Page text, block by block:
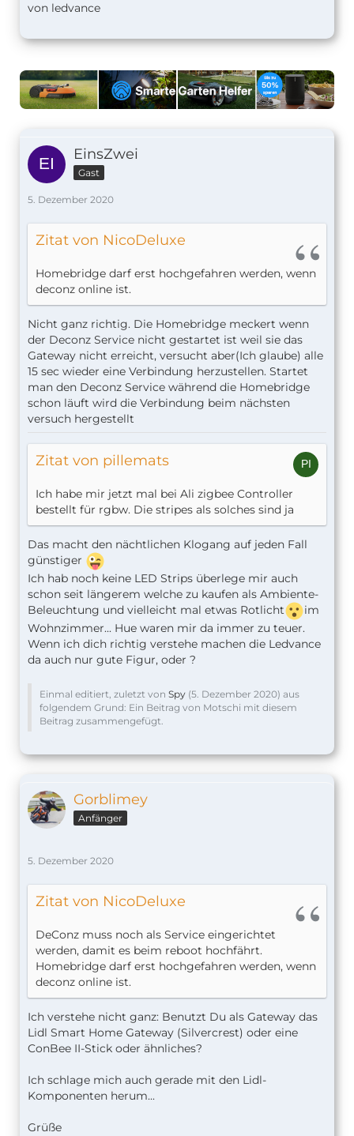
von ledvance
EinsZwei
Gast
5. Dezember 2020
Zitat von NicoDeluxe
Homebridge darf erst hochgefahren werden, wenn
deconz online ist.
Nicht ganz richtig. Die Homebridge meckert wenn
der Deconz Service nicht gestartet ist weil sie das
Gateway nicht erreicht, versucht aber(Ich glaube) alle
15 sec wieder eine Verbindung herzustellen. Startet
man den Deconz Service während die Homebridge
schon läuft wird die Verbindung beim nächsten
versuch hergestellt
Zitat von pillemats
Ich habe mir jetzt mal bei Ali zigbee Controller
bestellt für rgbw. Die stripes als solches sind ja
Das macht den nächtlichen Klogang auf jeden Fall
günstiger
Ich hab noch keine LED Strips überlege mir auch
schon seit längerem welche zu kaufen als Ambiente-
Beleuchtung und vielleicht mal etwas Rotlicht
im
Wohnzimmer... Hue waren mir da immer zu teuer.
Wenn ich dich richtig verstehe machen die Ledvance
da auch nur gute Figur, oder ?
Einmal editiert, zuletzt von Spy (5. Dezember 2020) aus
folgendem Grund: Ein Beitrag von Motschi mit diesem
Beitrag zusammengefügt.
Gorblimey
Anfänger
5. Dezember 2020
Zitat von NicoDeluxe
DeConz muss noch als Service eingerichtet
werden, damit es beim reboot hochfährt.
Homebridge darf erst hochgefahren werden, wenn
deconz online ist.
Ich verstehe nicht ganz: Benutzt Du als Gateway das
Lidl Smart Home Gateway (Silvercrest) oder eine
ConBee II-Stick oder ähnliches?
Ich schlage mich auch gerade mit den Lidl-
Komponenten herum...
Grüße